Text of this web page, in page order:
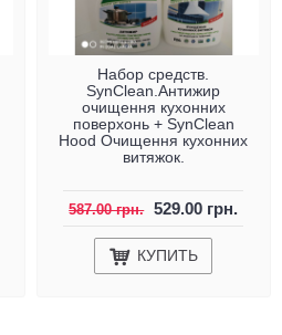
Набор средств.
SynClean.Антижир
очищення кухонних
поверхонь + SynClean
Hood Очищення кухонних
витяжок.
587.00 грн. 529.00 грн.
КУПИТЬ